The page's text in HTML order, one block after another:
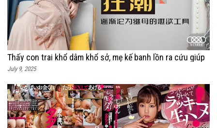
Thấy con trai khổ dâm khổ sở, mẹ kế banh lồn ra cứu giúp
July 9, 2025